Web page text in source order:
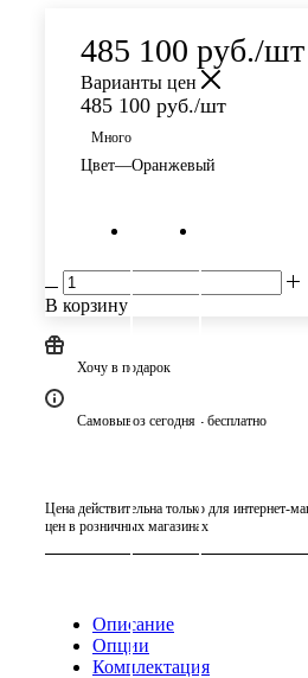
485 100 руб./шт
Варианты цен
485 100 руб./шт
Много
Цвет—Оранжевый
В корзину
Хочу в подарок
Самовывоз сегодня - бесплатно
Цена действительна только для интернет-
цен в розничных магазинах
Описание
Опции
Комплектация